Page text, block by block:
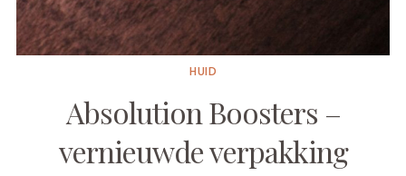
HUID
Absolution Boosters –
vernieuwde verpakking